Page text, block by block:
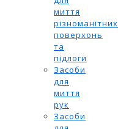
миття
різноманітних
поверхонь
та
підлоги
Засоби
для
миття
рук
Засоби